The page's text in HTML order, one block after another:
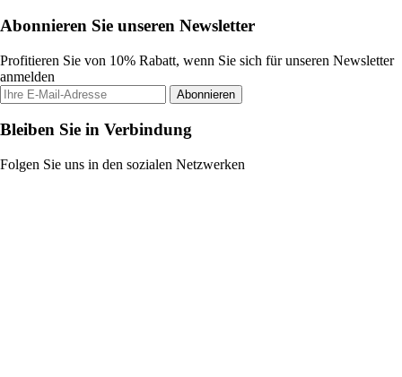
Abonnieren Sie unseren Newsletter
Profitieren Sie von 10% Rabatt, wenn Sie sich für unseren Newsletter
anmelden
Abonnieren
Bleiben Sie in Verbindung
Folgen Sie uns in den sozialen Netzwerken